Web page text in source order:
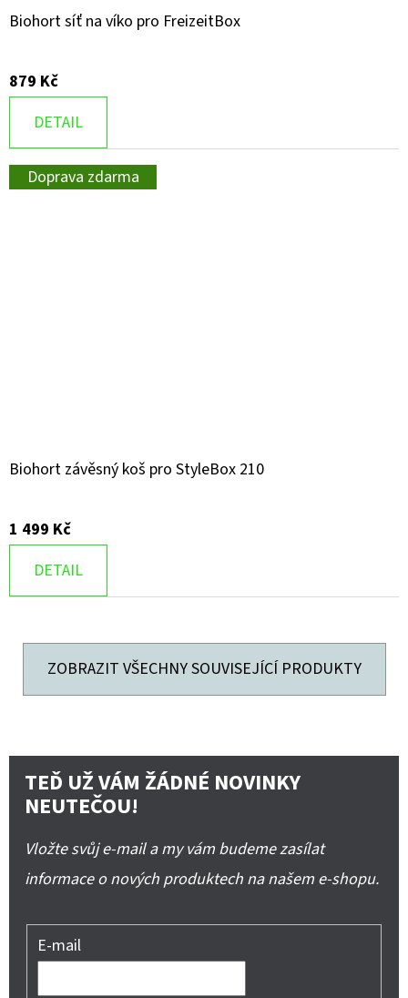
Biohort síť na víko pro FreizeitBox
879 Kč
DETAIL
Doprava zdarma
Biohort závěsný koš pro StyleBox 210
1 499 Kč
DETAIL
ZOBRAZIT VŠECHNY SOUVISEJÍCÍ PRODUKTY
TEĎ UŽ VÁM ŽÁDNÉ NOVINKY
NEUTEČOU!
Vložte svůj e-mail a my vám budeme zasílat
informace o nových produktech na našem e-shopu.
E-mail